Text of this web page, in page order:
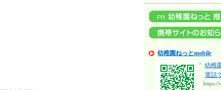
幼稚園ねっとmobile
幼稚
電話
https://